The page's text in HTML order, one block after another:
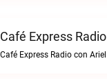
Café Express